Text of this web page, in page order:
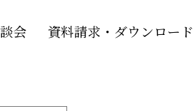
会 資料請求・ダウンロード